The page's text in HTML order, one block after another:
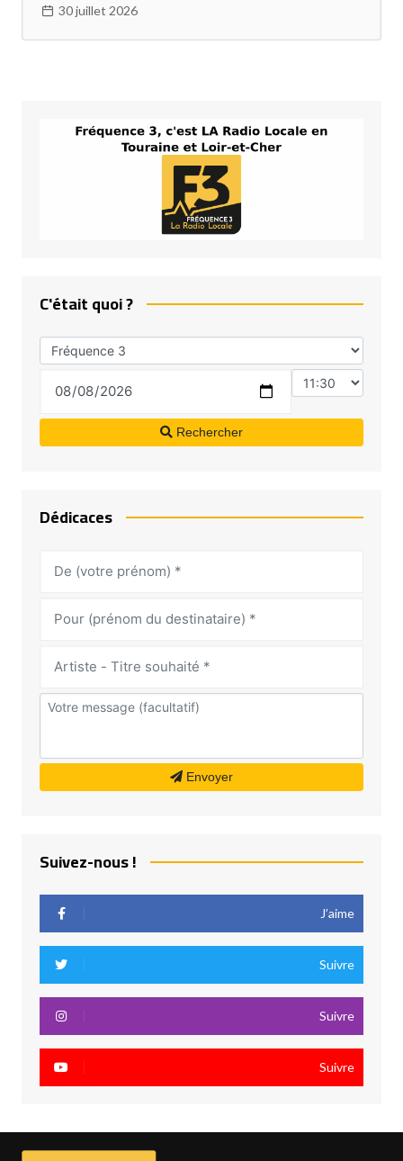
30 juillet 2026
C'était quoi ?
Rechercher
Dédicaces
Envoyer
Suivez-nous !
J’aime
Suivre
Suivre
Suivre